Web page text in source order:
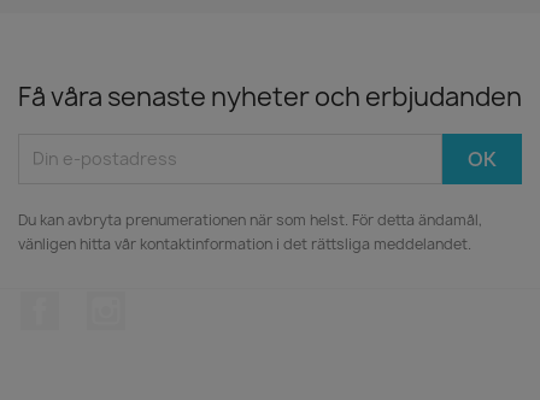
Få våra senaste nyheter och erbjudanden
Du kan avbryta prenumerationen när som helst. För detta ändamål,
vänligen hitta vår kontaktinformation i det rättsliga meddelandet.